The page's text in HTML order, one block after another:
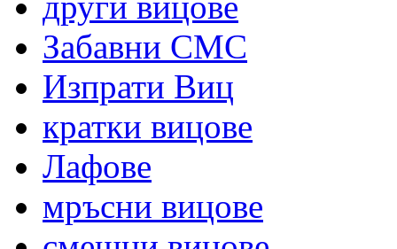
Забавни СМС
Изпрати Виц
кратки вицове
Лафове
мръсни вицове